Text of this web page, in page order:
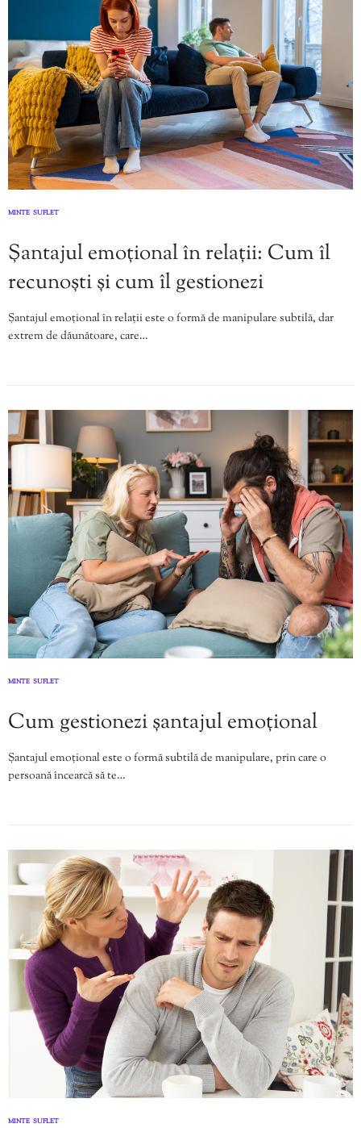
MINTE SUFLET
Șantajul emoțional în relații: Cum îl
recunoști și cum îl gestionezi
Șantajul emoțional în relații este o formă de manipulare subtilă, dar
extrem de dăunătoare, care…
MINTE SUFLET
Cum gestionezi șantajul emoțional
Șantajul emoțional este o formă subtilă de manipulare, prin care o
persoană încearcă să te…
MINTE SUFLET